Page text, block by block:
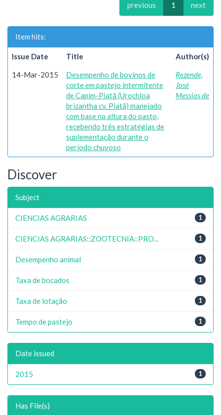
previous 1 next
Item hits:
Issue Date Title Author(s)
14-Mar-2015
Desempenho de bovinos de
corte em pastejo intermitente
de Capim-Piatã (Urochloa
brizantha cv. Piatã) manejado
com base na altura do pasto,
recebendo três estratégias de
suplementação durante o
período chuvoso
Rezende,
José
Messias de
Discover
Subject
1
CIENCIAS AGRARIAS
1
CIENCIAS AGRARIAS::ZOOTECNIA::PRO...
1
Desempenho animal
1
Taxa de bocados
1
Taxa de lotação
1
Tempo de pastejo
Date issued
1
2015
Has File(s)